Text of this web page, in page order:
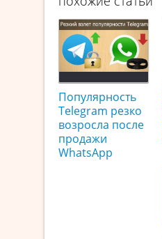
Популярность
Telegram резко
возросла после
продажи
WhatsApp